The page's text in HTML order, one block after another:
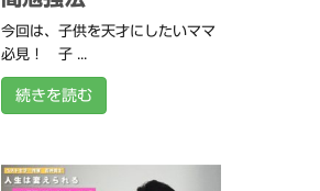
今回は、子供を天才にしたいママ
必見！ 子 ...
続きを読む